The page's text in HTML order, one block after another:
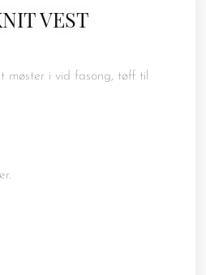
VEST
møster i vid fasong, tøff til